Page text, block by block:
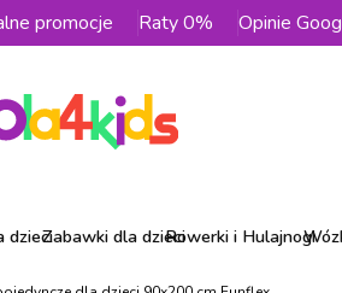
promocje Raty 0% Opinie
dzieciZabawki dla dzieciRowerki i Hulajnogi